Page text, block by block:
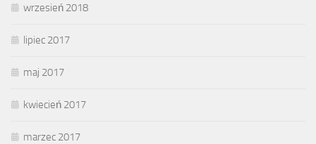
wrzesień 2018
lipiec 2017
maj 2017
kwiecień 2017
marzec 2017